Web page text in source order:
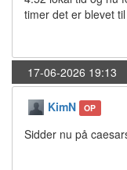
timer det er blevet til
17-06-2026 19:13
KimN OP
Sidder nu på